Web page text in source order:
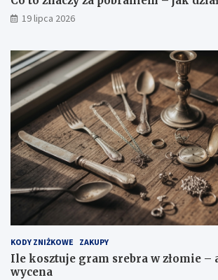
19 lipca 2026
KODY ZNIŻKOWE ZAKUPY
Ile kosztuje gram srebra w złomie –
wycena